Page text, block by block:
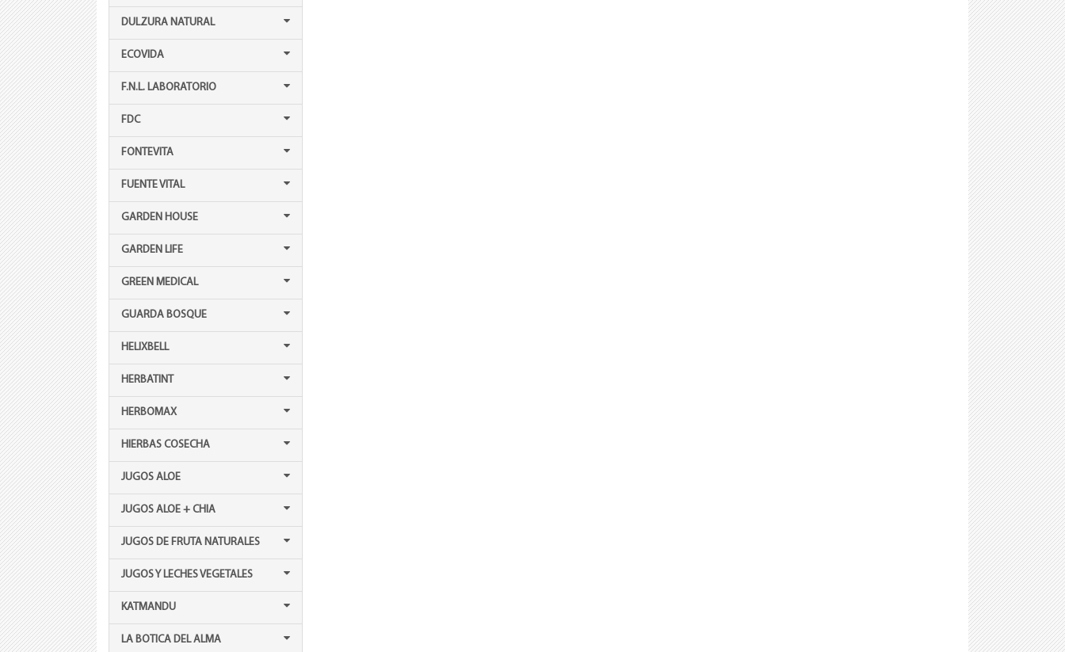
DULZURA NATURAL
ECOVIDA
F.N.L. LABORATORIO
FDC
FONTEVITA
FUENTE VITAL
GARDEN HOUSE
GARDEN LIFE
GREEN MEDICAL
GUARDA BOSQUE
HELIXBELL
HERBATINT
HERBOMAX
HIERBAS COSECHA
JUGOS ALOE
JUGOS ALOE + CHIA
JUGOS DE FRUTA NATURALES
JUGOS Y LECHES VEGETALES
KATMANDU
LA BOTICA DEL ALMA